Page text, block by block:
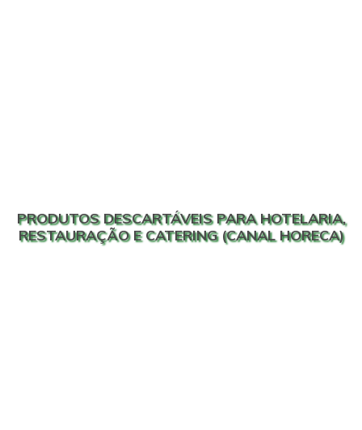
PRODUTOS DESCARTÁVEIS PARA HOTELARIA,
RESTAURAÇÃO E CATERING (CANAL HORECA)